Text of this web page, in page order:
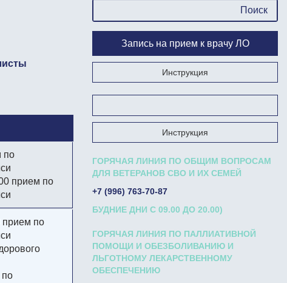
по
прием по
прием по
по
Запись на прием к врачу ЛО
Инструкция
Инструкция
ГОРЯЧАЯ ЛИНИЯ ПО ОБЩИМ ВОПРОСАМ
ДЛЯ ВЕТЕРАНОВ СВО И ИХ СЕМЕЙ
+7 (996) 763-70-87
БУДНИЕ ДНИ С 09.00 ДО 20.00)
ГОРЯЧАЯ ЛИНИЯ ПО ПАЛЛИАТИВНОЙ
ПОМОЩИ И ОБЕЗБОЛИВАНИЮ И
ЛЬГОТНОМУ ЛЕКАРСТВЕННОМУ
ОБЕСПЕЧЕНИЮ